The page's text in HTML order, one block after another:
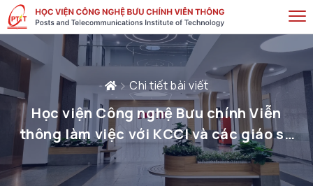
Chi tiết bài viết
Học viện Công nghệ Bưu chính Viễn
thông làm việc với KCCI và các giáo sư
Hàn Quốc, thúc đẩy triển khai chương
trình đào tạo nhân lực công nghệ chất